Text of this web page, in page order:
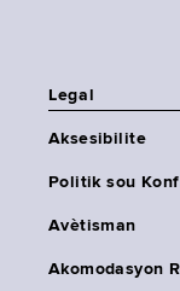
Legal
Aksesibilite
Politik sou
Avètisman
Akomodasyon